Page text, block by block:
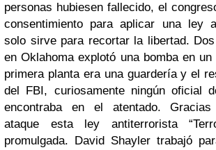
personas hubiesen fallecido, el
consentimiento para aplicar una ley
solo sirve para recortar la libertad.
en Oklahoma explotó una bomba en
primera planta era una guardería y el
del FBI, curiosamente ningún oficial
encontraba en el atentado.
ataque esta ley antiterrorista
promulgada. David Shayler trabajó